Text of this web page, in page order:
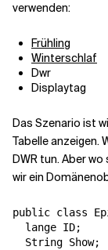
verwenden:
Frühling
Winterschlaf
Dwr
Displaytag
Das Szenario ist
Tabelle anzeigen.
DWR tun. Aber
wir ein
public class
  lange ID;
  String Show;